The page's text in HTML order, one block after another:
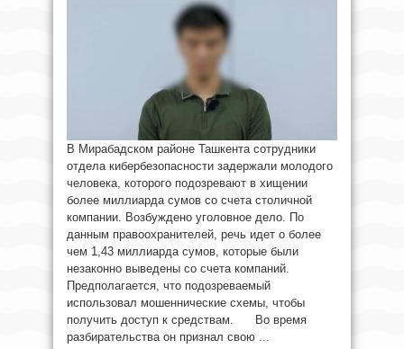
В Мирабадском районе Ташкента сотрудники
отдела кибербезопасности задержали молодого
человека, которого подозревают в хищении
более миллиарда сумов со счета столичной
компании. Возбуждено уголовное дело. По
данным правоохранителей, речь идет о более
чем 1,43 миллиарда сумов, которые были
незаконно выведены со счета компаний.
Предполагается, что подозреваемый
использовал мошеннические схемы, чтобы
получить доступ к средствам. Во время
разбирательства он признал свою ...